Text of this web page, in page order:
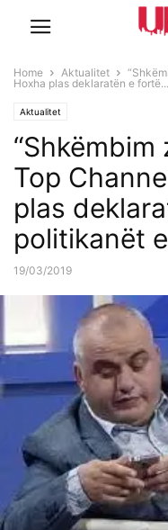
Home Aktualitet
Hoxha plas deklaratën e fortë...
Aktualitet
Top
plas
politikanët
19/03/2019